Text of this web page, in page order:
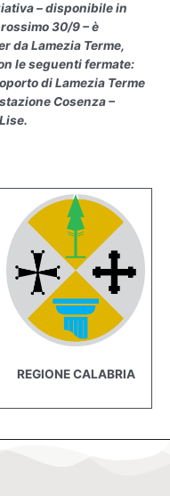
– disponibile in
30/9 – è
da Lamezia Terme,
le seguenti fermate:
di Lamezia Terme
Cosenza –
REGIONE CALABRIA